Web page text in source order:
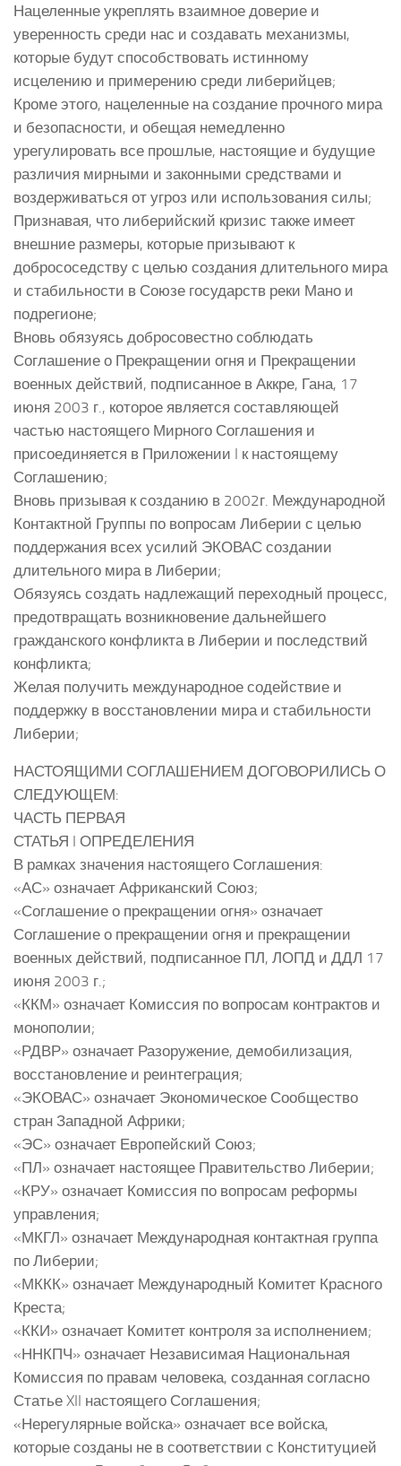
Нацеленные укреплять взаимное доверие и
уверенность среди нас и создавать механизмы,
которые будут способствовать истинному
исцелению и примерению среди либерийцев;
Кроме этого, нацеленные на создание прочного мира
и безопасности, и обещая немедленно
урегулировать все прошлые, настоящие и будущие
различия мирными и законными средствами и
воздерживаться от угроз или использования силы;
Признавая, что либерийский кризис также имеет
внешние размеры, которые призывают к
добрососедству с целью создания длительного мира
и стабильности в Союзе государств реки Мано и
подрегионе;
Вновь обязуясь добросовестно соблюдать
Соглашение о Прекращении огня и Прекращении
военных действий, подписанное в Аккре, Гана, 17
июня 2003 г., которое является составляющей
частью настоящего Мирного Соглашения и
присоединяется в Приложении I к настоящему
Соглашению;
Вновь призывая к созданию в 2002г. Международной
Контактной Группы по вопросам Либерии с целью
поддержания всех усилий ЭКОВАС создании
длительного мира в Либерии;
Обязуясь создать надлежащий переходный процесс,
предотвращать возникновение дальнейшего
гражданского конфликта в Либерии и последствий
конфликта;
Желая получить международное содействие и
поддержку в восстановлении мира и стабильности
Либерии;
НАСТОЯЩИМИ СОГЛАШЕНИЕМ ДОГОВОРИЛИСЬ О
СЛЕДУЮЩЕМ:
ЧАСТЬ ПЕРВАЯ
СТАТЬЯ I ОПРЕДЕЛЕНИЯ
В рамках значения настоящего Соглашения:
«АС» означает Африканский Союз;
«Соглашение о прекращении огня» означает
Соглашение о прекращении огня и прекращении
военных действий, подписанное ПЛ, ЛОПД и ДДЛ 17
июня 2003 г.;
«ККМ» означает Комиссия по вопросам контрактов и
монополии;
«РДВР» означает Разоружение, демобилизация,
восстановление и реинтеграция;
«ЭКОВАС» означает Экономическое Сообщество
стран Западной Африки;
«ЭС» означает Европейский Союз;
«ПЛ» означает настоящее Правительство Либерии;
«КРУ» означает Комиссия по вопросам реформы
управления;
«МКГЛ» означает Международная контактная группа
по Либерии;
«МККК» означает Международный Комитет Красного
Креста;
«ККИ» означает Комитет контроля за исполнением;
«ННКПЧ» означает Независимая Национальная
Комиссия по правам человека, созданная согласно
Статье XII настоящего Соглашения;
«Нерегулярные войска» означает все войска,
которые созданы не в соответствии с Конституцией